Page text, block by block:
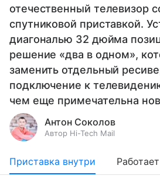
отечественный телевизор
спутниковой приставкой.
диагональю 32 дюйма
решение «два в одном»,
заменить отдельный
подключение к
чем еще примечательна
Антон Соколов
Автор Hi-Tech Mail
Приставка внутри